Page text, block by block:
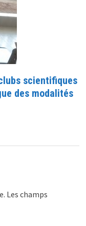
scientifiques
des modalités
Les champs